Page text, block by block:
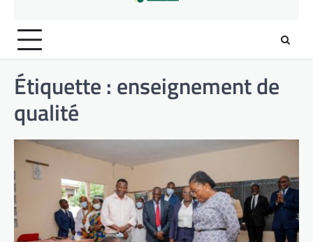
Étiquette : enseignement de
qualité